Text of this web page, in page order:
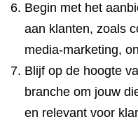
Begin met het
aan klanten, zoals
media-marketing,
Blijf op de hoogte
branche om jouw
en relevant voor